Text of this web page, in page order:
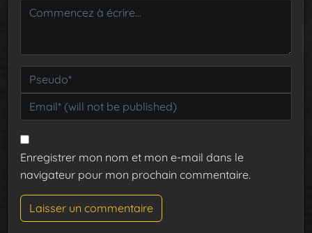
Enregistrer mon nom et mon e-mail dans le
navigateur pour mon prochain commentaire.